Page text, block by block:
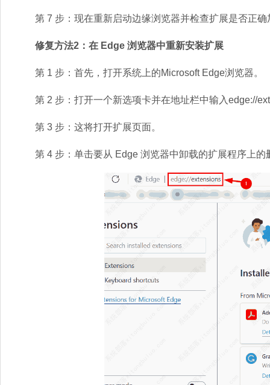
第 7 步：现在重新启动边缘浏览器并检查扩展是否正确
修复方法2：在 Edge 浏览器中重新安装扩展
第 1 步：首先，打开系统上的Microsoft Edge浏览器。
第 2 步：打开一个新选项卡并在地址栏中输入edge://
第 3 步：这将打开扩展页面。
第 4 步：单击要从 Edge 浏览器中卸载的扩展程序上的